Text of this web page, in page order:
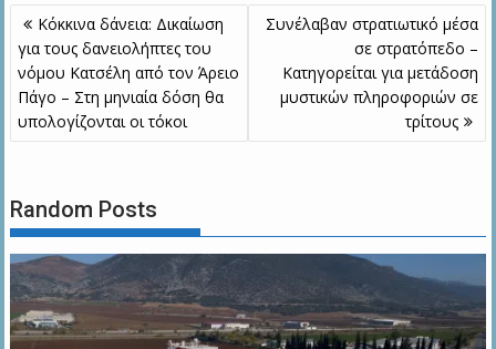
Πλοήγηση
άρθρων
Κόκκινα δάνεια: Δικαίωση
για τους δανειολήπτες του
νόμου Κατσέλη από τον Άρειο
Πάγο – Στη μηνιαία δόση θα
υπολογίζονται οι τόκοι
Συνέλαβαν στρατιωτικό μέσα
σε στρατόπεδο –
Κατηγορείται για μετάδοση
μυστικών πληροφοριών σε
τρίτους
Random Posts